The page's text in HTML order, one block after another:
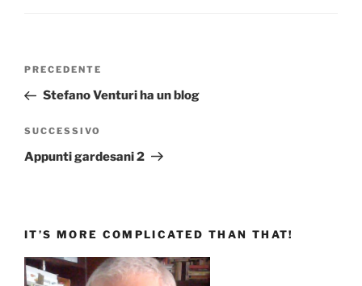
Navigazione
Articolo
precedente:
PRECEDENTE
Stefano Venturi ha un blog
Articolo
successivo
SUCCESSIVO
Appunti gardesani 2
IT’S MORE COMPLICATED THAN THAT!